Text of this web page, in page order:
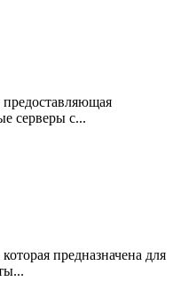
предоставляющая
серверы с...
предназначена для